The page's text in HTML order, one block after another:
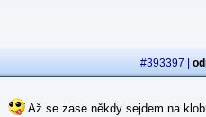
#393397 |
Až se zase někdy sejdem na